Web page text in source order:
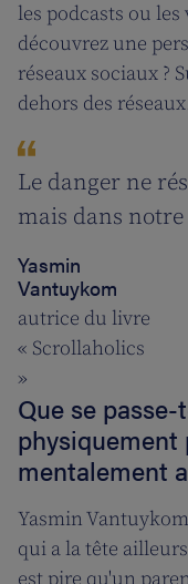
les podcasts ou les
découvrez une
réseaux sociaux ?
dehors des
Yasmin
Vantuykom
autrice du livre
« Scrollaholics
»
Le danger ne
mais dans notre
Que se
physiquement
mentalement
Yasmin
qui a la tête